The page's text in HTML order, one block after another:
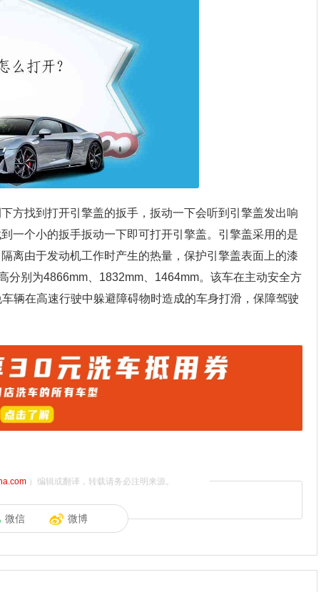
方找到打开引擎盖的扳手，扳动一下会听到引擎盖发出响
一个小的扳手扳动一下即可打开引擎盖。引擎盖采用的是
离由于发动机工作时产生的热量，保护引擎盖表面上的漆
分别为4866mm、1832mm、1464mm。该车在主动安全方
辆在高速行驶中躲避障碍物时造成的车身打滑，保障驾驶
）编辑或翻译，转载请务必注明来源。
微信 微博